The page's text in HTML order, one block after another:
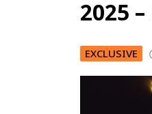
2025
EXCLUSIVE